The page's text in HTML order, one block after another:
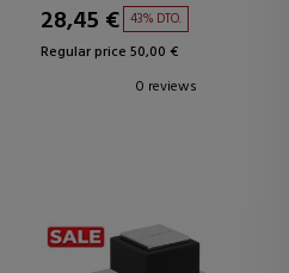
28,45 € 43% DTO.
Regular price 50,00 €
0 reviews